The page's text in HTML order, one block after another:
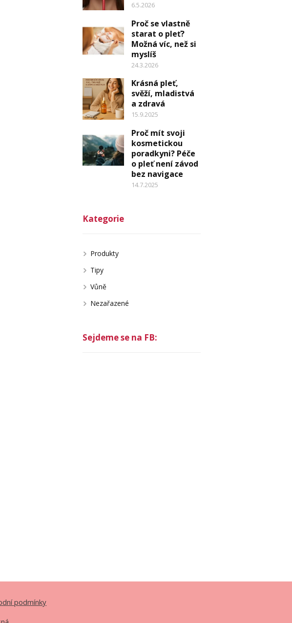
6.5.2026
Proč se vlastně
starat o pleť?
Možná víc, než si
myslíš
24.3.2026
Krásná pleť,
svěží, mladistvá
a zdravá
15.9.2025
Proč mít svoji
kosmetickou
poradkyni? Péče
o pleť není závod
bez navigace
14.7.2025
Kategorie
Produkty
Tipy
Vůně
Nezařazené
Sejdeme se na FB:
podmínky